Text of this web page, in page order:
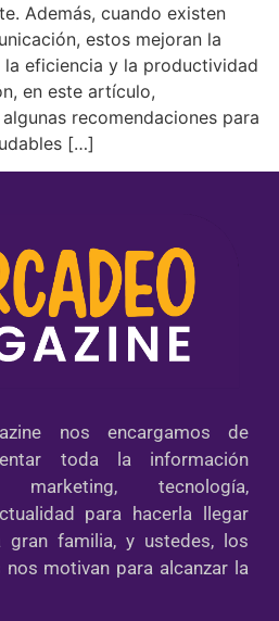
Además, cuando existen
estos mejoran la
eficiencia y la productividad
en este artículo,
recomendaciones para
[…]
nos encargamos de
toda la información
tecnología,
para hacerla llegar
gran familia, y ustedes, los
motivan para alcanzar la